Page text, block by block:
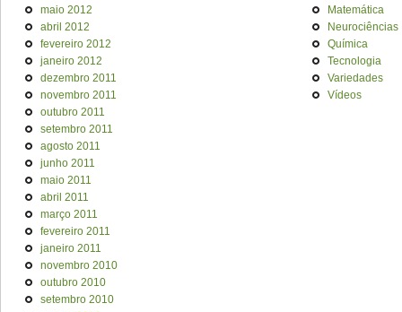
maio 2012
abril 2012
fevereiro 2012
janeiro 2012
dezembro 2011
novembro 2011
outubro 2011
setembro 2011
agosto 2011
junho 2011
maio 2011
abril 2011
março 2011
fevereiro 2011
janeiro 2011
novembro 2010
outubro 2010
setembro 2010
Matemática
Neurociências
Química
Tecnologia
Variedades
Vídeos